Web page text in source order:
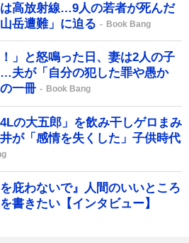
高放射線…9人の若者が死んだ
岳遭難」に迫る
Book Bang
」と怒鳴った日、妻は2人の子
夫が「自分の犯した罪や愚か
一冊
Book Bang
の大五郎」を飲み干しゲロまみ
が「感情を失くした」子供時代
庇わないで』人間のいいところ
書きたい【インタビュー】